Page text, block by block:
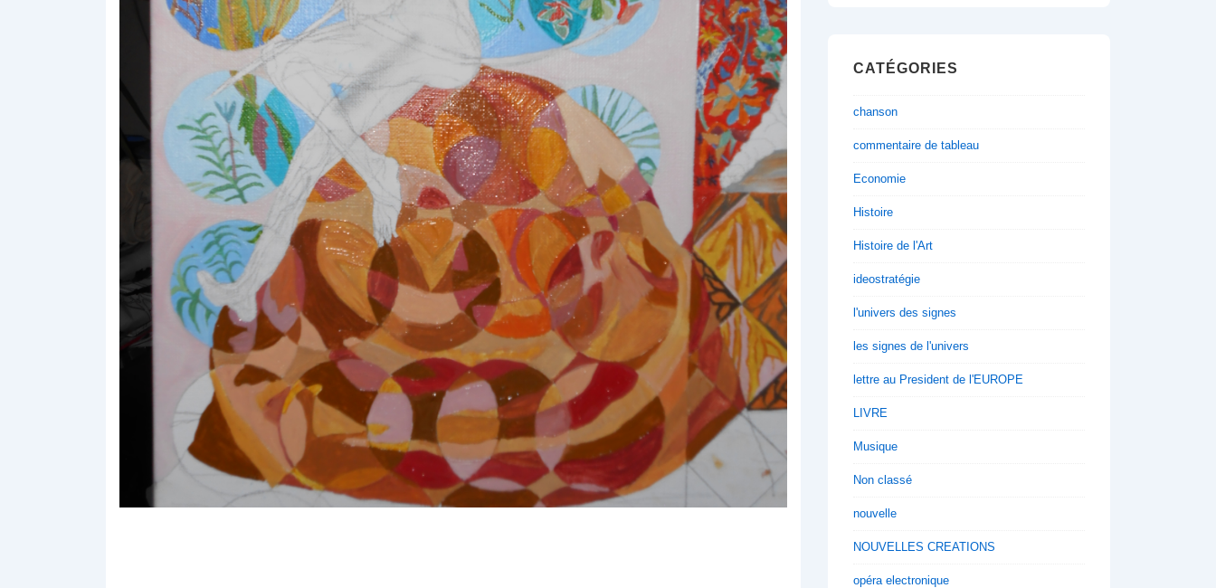
CATÉGORIES
chanson
commentaire de tableau
Economie
Histoire
Histoire de l'Art
ideostratégie
l'univers des signes
les signes de l'univers
lettre au President de l'EUROPE
LIVRE
Musique
Non classé
nouvelle
NOUVELLES CREATIONS
opéra electronique